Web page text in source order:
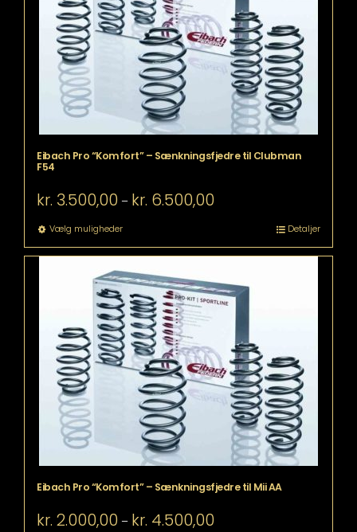
vælges
på
varesiden
Eibach Pro “Komfort” – Sænkningsfjedre til Clubman
F54
kr. 3.500,00 – kr. 6.500,00
Vælg mulighederDette
vare
har
flere
varianter.
Mulighederne
kan
vælges
på
varesiden
Detaljer
Eibach Pro “Komfort” – Sænkningsfjedre til Mii AA
kr. 2.000,00 – kr. 4.500,00